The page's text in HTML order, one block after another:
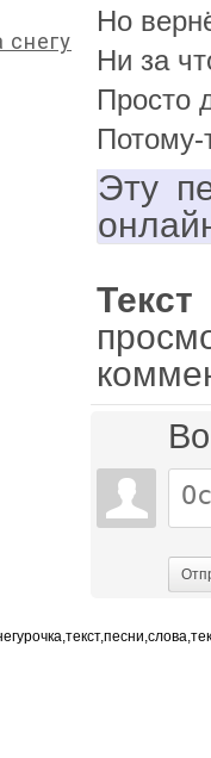
Но
Ни за
Просто
Потому-
Эту